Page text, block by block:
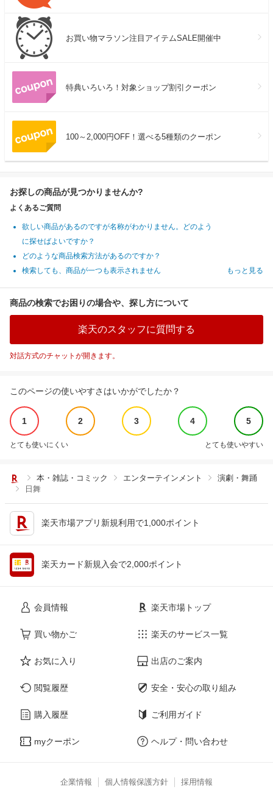
お買い物マラソン注目アイテムSALE開催中
特典いろいろ！対象ショップ割引クーポン
100～2,000円OFF！選べる5種類のクーポン
お探しの商品が見つかりませんか?
よくあるご質問
欲しい商品があるのですが名称がわかりません。どのよう
に探せばよいですか？
どのような商品検索方法があるのですか？
検索しても、商品が一つも表示されません
もっと見る
商品の検索でお困りの場合や、探し方について
楽天のスタッフに質問する
対話方式のチャットが開きます。
このページの使いやすさはいかがでしたか？
1 2 3 4 5
とても使いにくい とても使いやすい
本・雑誌・コミック エンターテインメント
演劇・舞踊
日舞
楽天市場アプリ新規利用で1,000ポイント
楽天カード新規入会で2,000ポイント
会員情報
買い物かご
お気に入り
閲覧履歴
購入履歴
myクーポン
楽天市場トップ
楽天のサービス一覧
出店のご案内
安全・安心の取り組み
ご利用ガイド
ヘルプ・問い合わせ
企業情報 個人情報保護方針 採用情報